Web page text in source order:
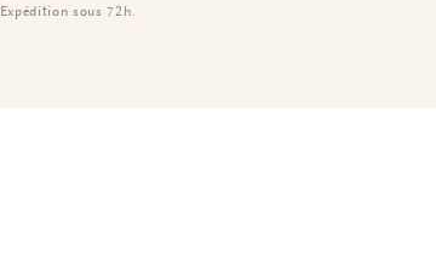
Expédition sous 72h.